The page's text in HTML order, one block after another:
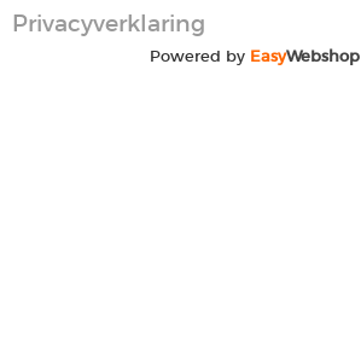
Privacyverklaring
Powered by EasyWebshop